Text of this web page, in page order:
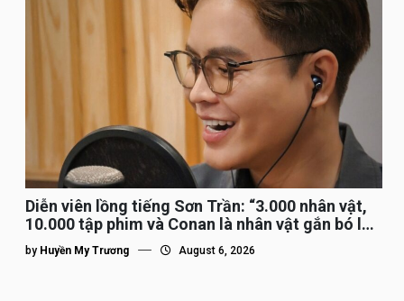
Diễn viên lồng tiếng Sơn Trần: “3.000 nhân vật,
10.000 tập phim và Conan là nhân vật gắn bó lâu
nhất”
by Huyền My Trương August 6, 2026